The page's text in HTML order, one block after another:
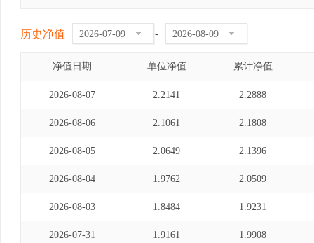
历史净值 -
净值日期 单位净值 累计净值
2026-08-07 2.2141 2.2888
2026-08-06 2.1061 2.1808
2026-08-05 2.0649 2.1396
2026-08-04 1.9762 2.0509
2026-08-03 1.8484 1.9231
2026-07-31 1.9161 1.9908